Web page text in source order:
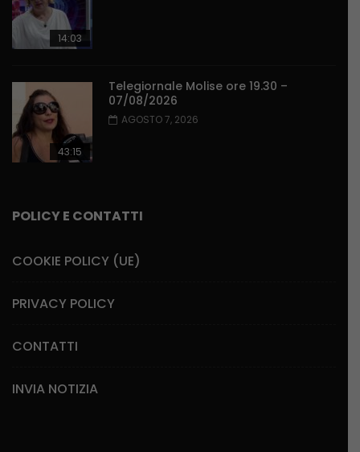
14:03
43:15
Telegiornale Molise ore 19.30 –
07/08/2026
AGOSTO 7, 2026
POLICY E CONTATTI
COOKIE POLICY (UE)
PRIVACY POLICY
CONTATTI
INVIA NOTIZIA